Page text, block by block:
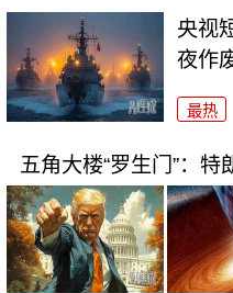
央视
夜作
最热
五角大楼“罗生门”：